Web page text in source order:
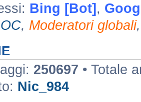
Bing [Bot] ,
, Moderatori globali
250697 • Totale
Nic_984